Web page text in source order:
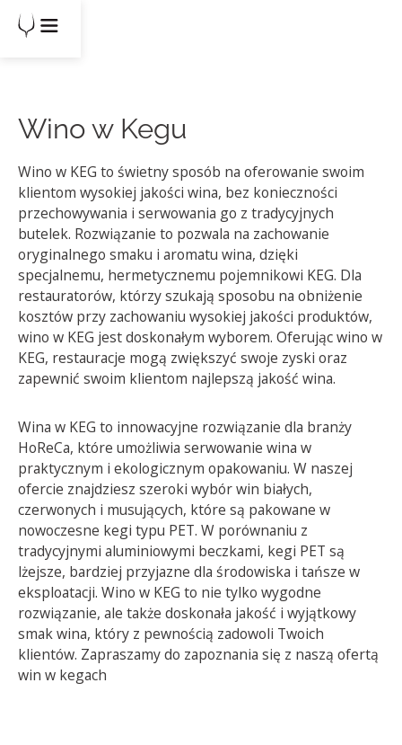
Wino w Kegu
Wino w KEG to świetny sposób na oferowanie swoim
klientom wysokiej jakości wina, bez konieczności
przechowywania i serwowania go z tradycyjnych
butelek. Rozwiązanie to pozwala na zachowanie
oryginalnego smaku i aromatu wina, dzięki
specjalnemu, hermetycznemu pojemnikowi KEG. Dla
restauratorów, którzy szukają sposobu na obniżenie
kosztów przy zachowaniu wysokiej jakości produktów,
wino w KEG jest doskonałym wyborem. Oferując wino w
KEG, restauracje mogą zwiększyć swoje zyski oraz
zapewnić swoim klientom najlepszą jakość wina.
Wina w KEG to innowacyjne rozwiązanie dla branży
HoReCa, które umożliwia serwowanie wina w
praktycznym i ekologicznym opakowaniu. W naszej
ofercie znajdziesz szeroki wybór win białych,
czerwonych i musujących, które są pakowane w
nowoczesne kegi typu PET. W porównaniu z
tradycyjnymi aluminiowymi beczkami, kegi PET są
lżejsze, bardziej przyjazne dla środowiska i tańsze w
eksploatacji. Wino w KEG to nie tylko wygodne
rozwiązanie, ale także doskonała jakość i wyjątkowy
smak wina, który z pewnością zadowoli Twoich
klientów. Zapraszamy do zapoznania się z naszą ofertą
win w kegach